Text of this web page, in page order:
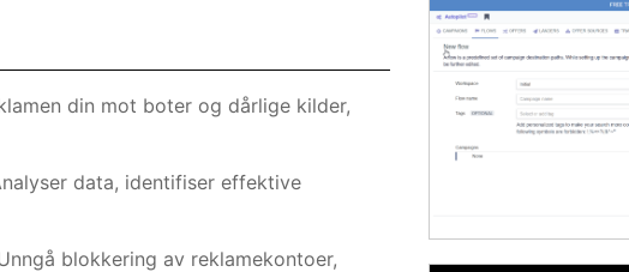
din mot boter og dårlige kilder,
data, identifiser effektive
blokkering av reklamekontoer,